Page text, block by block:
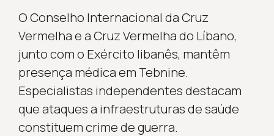
O Conselho Internacional da Cruz
Vermelha e a Cruz Vermelha do Líbano,
junto com o Exército libanês, mantêm
presença médica em Tebnine.
Especialistas independentes destacam
que ataques a infraestruturas de saúde
constituem crime de guerra.